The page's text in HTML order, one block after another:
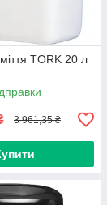
TORK 20 л
3 961,35 ₴